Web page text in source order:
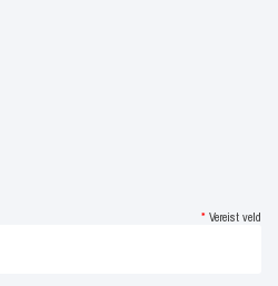
* Vereist veld